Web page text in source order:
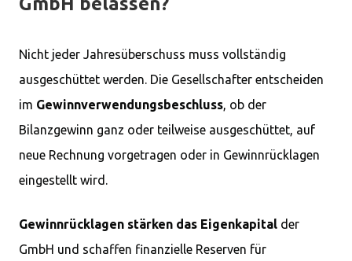
Nicht jeder Jahresüberschuss muss vollständig
ausgeschüttet werden. Die Gesellschafter entscheiden
im Gewinnverwendungsbeschluss, ob der
Bilanzgewinn ganz oder teilweise ausgeschüttet, auf
neue Rechnung vorgetragen oder in Gewinnrücklagen
eingestellt wird.
Gewinnrücklagen stärken das Eigenkapital der
GmbH und schaffen finanzielle Reserven für